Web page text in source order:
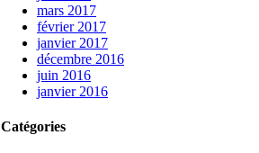
mars 2017
février 2017
janvier 2017
décembre 2016
juin 2016
janvier 2016
Catégories